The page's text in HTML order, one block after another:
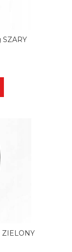
SZARY
ZIELONY